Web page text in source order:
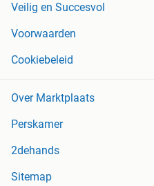
Veilig en Succesvol
Voorwaarden
Cookiebeleid
Over Marktplaats
Perskamer
2dehands
Sitemap